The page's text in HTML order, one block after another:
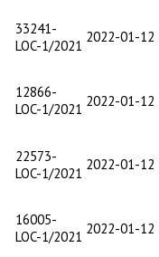
33241-
LOC-1/2021
2022-01-12
12866-
LOC-1/2021 2022-01-12
22573-
LOC-1/2021
2022-01-12
16005-
LOC-1/2021 2022-01-12